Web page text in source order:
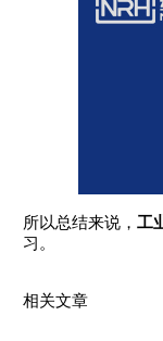
所以总结来说， 工
习。
相关文章